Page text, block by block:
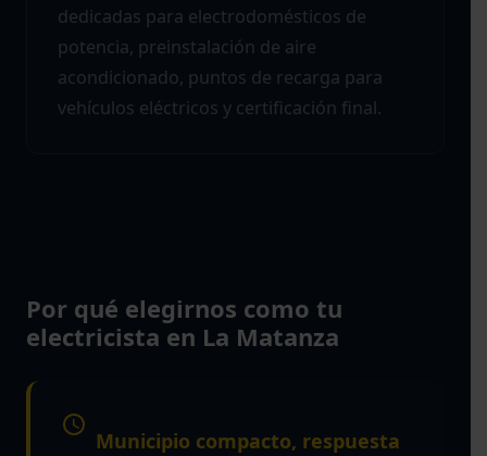
dedicadas para electrodomésticos de
potencia, preinstalación de aire
acondicionado, puntos de recarga para
vehículos eléctricos y certificación final.
Por qué elegirnos como tu
electricista en La Matanza
Municipio compacto, respuesta